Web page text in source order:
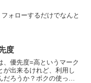
ォローするだけでなんと
度
、優先度=高というマーク
が出来るけれど、利用し
ろうか？ボクの使って